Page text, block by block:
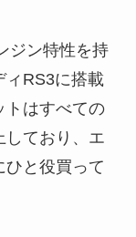
ジン特性を持
ィRS3に搭載
トはすべての
しており、エ
ひと役買って